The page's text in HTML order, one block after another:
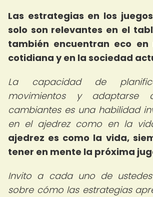
Las estrategias en los
solo son relevantes en el
también encuentran eco en
cotidiana y en la sociedad
La capacidad de
movimientos y adaptarse
cambiantes es una habilidad
en el ajedrez como en la
ajedrez es como la vida,
tener en mente la próxima
Invito a cada uno de
sobre cómo las estrategias